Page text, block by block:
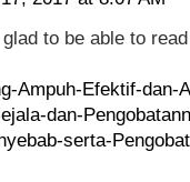
to be able to
Ampuh-Efektif-dan-
dan-
serta-